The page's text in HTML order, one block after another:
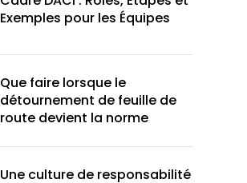
Exemples pour les Équipes
Que faire lorsque le
détournement de feuille de
route devient la norme
Une culture de responsabilité